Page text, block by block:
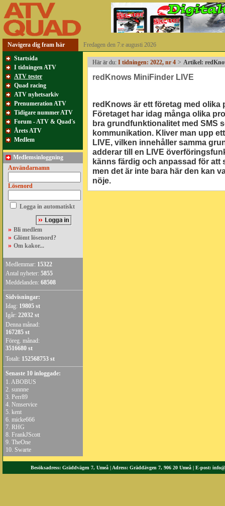
Navigera dig fram här
Fredagen den 7:e augusti 2026
Startsida
I tidningen ATV
ATV tester
Quad racing
ATV nyhetsarkiv
Prenumeration ATV
Tidigare nummer ATV
Forum - ATV & Quad's
Årets ATV
Medlem
Medlemsinloggning
Användarnamn
Lösenord
Logga in automatiskt
» Bli medlem
» Glömt lösenord?
» Om kakor...
Medlemmar: 15322
Antal nyheter: 5855
Meddelanden: 68508
Sidvisningar:
Idag: 19805 st
Igår: 22032 st
Denna månad:
167285 st
Föreg. månad:
3516680 st
Totalt: 152568753 st
Senaste 10 inloggade:
1. ABOBUS
2. sunnne
3. Perr89
4. Nmservice
5. kent
6. micke666
7. RHG
8. FrankJScott
9. TheOne
10. Swarte
Här är du: I tidningen: 2022, nr 4 > Artikel:
redKnows MiniFinder LIVE
redKnows är ett företag med
Företaget har idag många olika
bra grundfunktionalitet med SMS
kommunikation. Kliver man upp
LIVE, vilken innehåller samma
adderar till en LIVE
känns färdig och anpassad för att
men det är inte bara här den kan
nöje.
Besöksadress: Gräddvägen 7, Umeå | Adress: Gräddävgen 7, 906 20 Umeå | E-post: